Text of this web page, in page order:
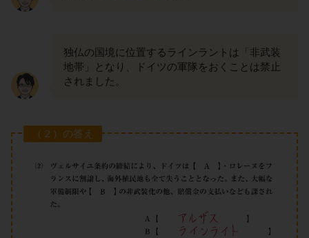
独仏の国境に位置するラインラントは「非武装
地帯」となり、ドイツの軍隊をおくことは禁止
されました。
（２）の答え